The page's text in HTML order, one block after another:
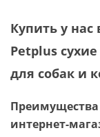
Купить у нас
Petplus
для собак и
интернет-